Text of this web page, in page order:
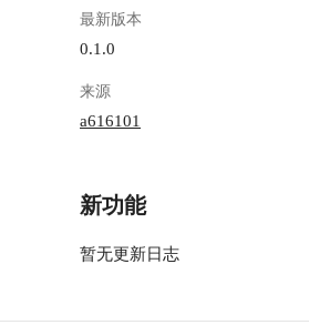
最新版本
0.1.0
来源
a616101
新功能
暂无更新日志